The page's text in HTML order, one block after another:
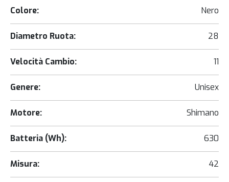
Colore: Nero
Diametro Ruota: 28
Velocità Cambio: 11
Genere: Unisex
Motore: Shimano
Batteria (Wh): 630
Misura: 42